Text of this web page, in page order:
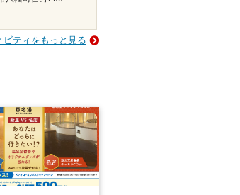
ビティをもっと見る